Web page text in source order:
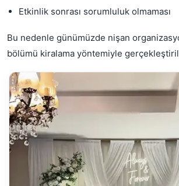
Etkinlik sonrası sorumluluk olmaması
Bu nedenle günümüzde nişan
bölümü kiralama yöntemiyle